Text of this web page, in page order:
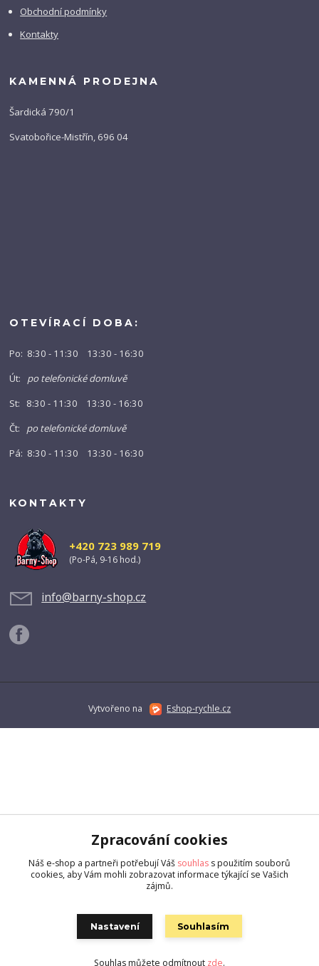
Obchodní podmínky
Kontakty
KAMENNÁ PRODEJNA
Šardická 790/1
Svatobořice-Mistřín, 696 04
OTEVÍRACÍ DOBA:
Po: 8:30 - 11:30 13:30 - 16:30
Út: po telefonické domluvě
St: 8:30 - 11:30 13:30 - 16:30
Čt: po telefonické domluvě
Pá: 8:30 - 11:30 13:30 - 16:30
KONTAKTY
+420 723 989 719
(Po-Pá, 9-16 hod.)
info@barny-shop.cz
Vytvořeno na Eshop-rychle.cz
Zpracování cookies
Náš e-shop a partneři potřebují Váš souhlas s použitím souborů
cookies, aby Vám mohli zobrazovat informace týkající se Vašich
zájmů.
Nastavení Souhlasím
Souhlas můžete odmítnout zde.